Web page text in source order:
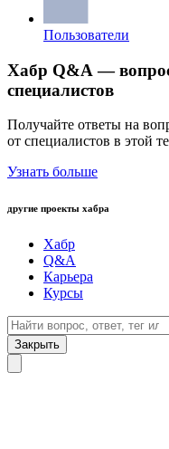
Пользователи
Хабр Q&A —
специалистов
Получайте ответы на
от специалистов в этой
Узнать больше
другие проекты хабра
Хабр
Q&A
Карьера
Курсы
Закрыть